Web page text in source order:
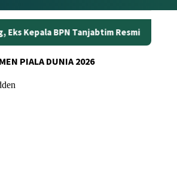
Resmi Ditahan Dunia Kerja
PIALA DUNIA 2026